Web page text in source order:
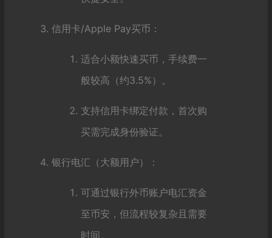
信用卡/Apple Pay买币：
适合小额快速买币，手续费一
般较高（约3.5%）。
支持信用卡绑定付款，首次购
买需完成身份验证。
银行电汇（大额用户）：
可通过银行外币账户电汇资金
至币安，但流程较复杂且需要
时间。